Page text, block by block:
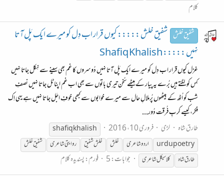
کلام
شفیق خلش شفیق خلش ::::: کیوں قرار اب دِل کو میرے ایک پَل آتا
نہیں ::::: Shafiq Khalish
غزل کیوں قرار اب دِل کو میرے ایک پَل آتا نہیں دُوسروں کا غم بھی سِینے سے نِکل جاتا نہیں
کِس کو لگتے ہیں بُرے یہ پیار کے مِیٹھے سُخن تیری باتوں سے بھی اب غم اپنا ٹل جاتا نہیں نصفِ
شب کو اُٹھ کے بیٹھوں پُرملالِ حال سے میرے خوابوں سے کبھی خوفِ اجَل جاتا نہیں ہے یہی اِک
فکر، کیسے کربِ فُرقت دُور...
طارق شاہ
لڑی فروری 10، 2016
shafiq khalish
urdupoetry
اردوشاعری خلش خلش شفیق روایتیشاعری
شفیق خلش
طارق شاہ
کلاسیکلشاعری جوابات: 5 فورم:پسندیدہ کلام